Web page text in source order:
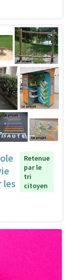
les
Retenue
par le
tri
citoyen